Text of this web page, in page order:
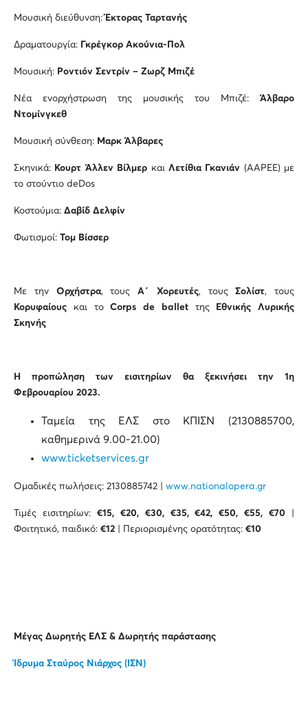
Μουσική διεύθυνση: Έκτορας Ταρτανής
Δραματουργία: Γκρέγκορ Ακούνια-Πολ
Μουσική: Ροντιόν Σεντρίν – Ζωρζ Μπιζέ
Νέα ενορχήστρωση της μουσικής του Μπιζέ: Άλβαρο
Ντομίνγκεθ
Μουσική σύνθεση: Μαρκ Άλβαρες
Σκηνικά: Κουρτ Άλλεν Βίλμερ και Λετίθια Γκανιάν (AAPEE) με
το στούντιο deDos
Κοστούμια: Δαβίδ Δελφίν
Φωτισμοί: Τομ Bίσσερ
Με την Ορχήστρα, τους Α΄ Χορευτές, τουςΣολίστ, τους
Κορυφαίους και τοCorps de balletτης
Εθνικής Λυρικής
Σκηνής
Η προπώληση των εισιτηρίων θα ξεκινήσει την 1η
Φεβρουαρίου 2023.
Ταμεία της ΕΛΣ στο ΚΠΙΣΝ (2130885700,
καθημερινά 9.00-21.00)
www.ticketservices.gr
Ομαδικές πωλήσεις: 2130885742 | www.nationalopera.gr
Τιμές εισιτηρίων:€15, €20, €30, €35, €42, €50, €55, €70
Φοιτητικό, παιδικό: €12 | Περιορισμένης ορατότητας: €10
Μέγας Δωρητής ΕΛΣ & Δωρητής παράστασης
Ίδρυμα Σταύρος Νιάρχος (ΙΣΝ)